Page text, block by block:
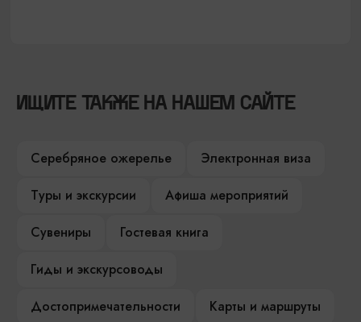
ИЩИТЕ ТАКЖЕ НА НАШЕМ САЙТЕ
Серебряное ожерелье
Электронная виза
Туры и экскурсии
Афиша мероприятий
Сувениры
Гостевая книга
Гиды и экскурсоводы
Достопримечательности
Карты и маршруты